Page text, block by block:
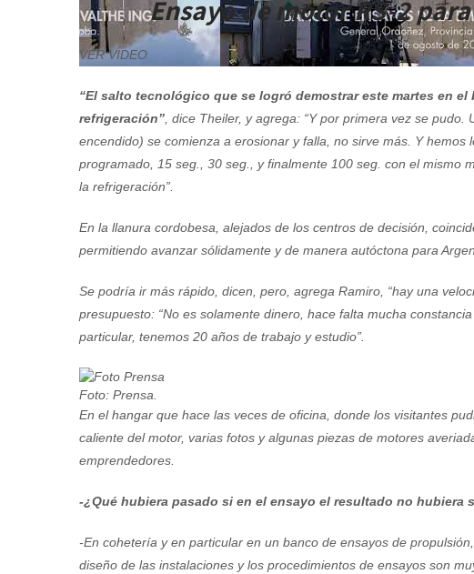
Ensayo de motor RS-2
VER VIDEO
“El salto tecnológico que se logró demostrar este martes en
refrigeración” , dice Theiler, y agrega: “Y por primera vez se
encendido) se comienza a erosionar y falla, no sirve más. Y
programado, 15 seg., 30 seg., y finalmente 100 seg. con el mismo
la refrigeración”.
En la llanura cordobesa, alejados de los centros de decisión,
permitiendo avanzar sólidamente y de manera autóctona para
Se podría ir más rápido, dicen, pero, agrega Ramiro, “hay una
presupuesto: “No es solamente dinero, hace falta mucha
particular, tenemos 20 años de trabajo y estudio”.
Foto: Prensa.
En el hangar que hace las veces de oficina, donde los visitantes
caliente del motor, varias fotos y algunas piezas de motores
emprendedores.
-¿Qué hubiera pasado si en el ensayo el resultado no hubiera
-En cohetería y en particular en un banco de ensayos de
diseño de las instalaciones y los procedimientos de ensayos son